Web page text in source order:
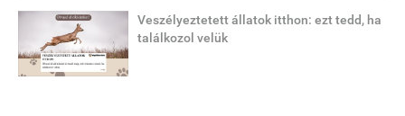
Veszélyeztetett állatok itthon: ezt tedd, ha
találkozol velük